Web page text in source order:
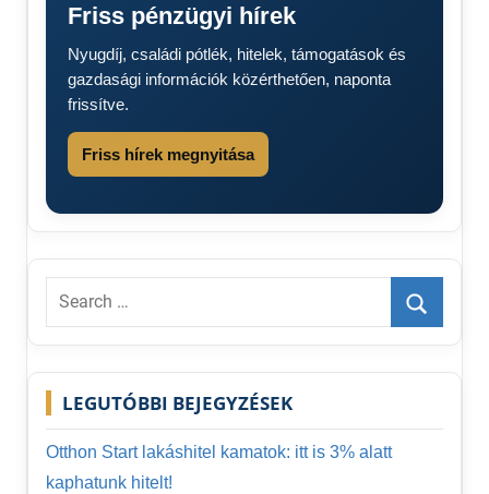
Friss pénzügyi hírek
Nyugdíj, családi pótlék, hitelek, támogatások és
gazdasági információk közérthetően, naponta
frissítve.
Friss hírek megnyitása
Search
Search
LEGUTÓBBI BEJEGYZÉSEK
Otthon Start lakáshitel kamatok: itt is 3% alatt
kaphatunk hitelt!